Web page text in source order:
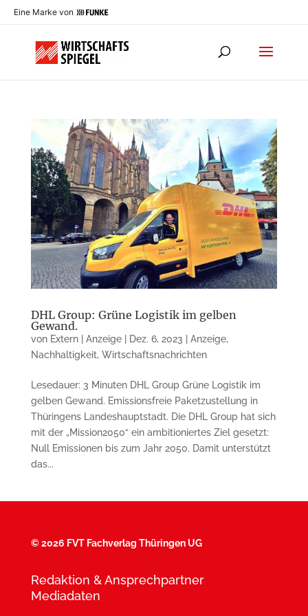
Eine Marke von
DHL Group: Grüne Logistik im gelben
Gewand.
von Extern | Anzeige| Dez. 6, 2023 Anzeige,
Nachhaltigkeit, Wirtschaftsnachrichten
Lesedauer: 3 Minuten DHL Group Grüne Logistik im
gelben Gewand. Emissionsfreie Paketzustellung in
Thüringens Landeshauptstadt. Die DHL Group hat sich
mit der „Mission2050“ ein ambitioniertes Ziel gesetzt:
Null Emissionen bis zum Jahr 2050. Damit unterstützt
das...
©2026 FVT Fachverlag Thüringen UG
Redaktion & Ansprechpartner
Mediadaten